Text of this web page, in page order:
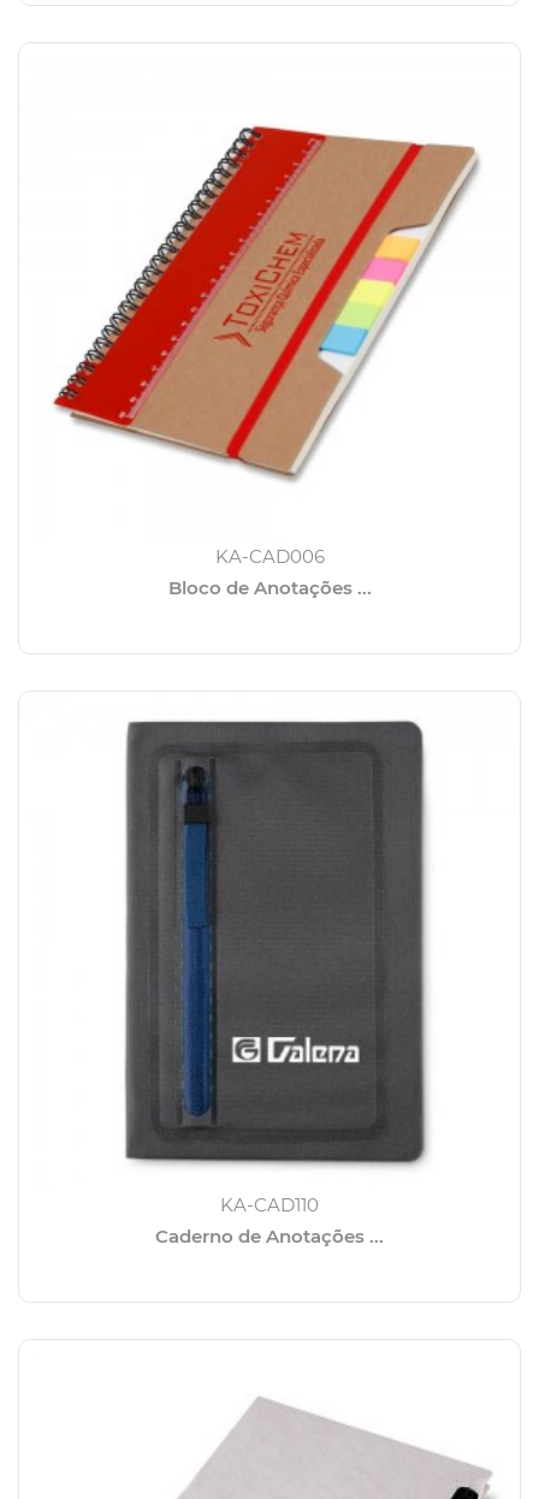
KA-CAD006
Bloco de Anotações ...
KA-CAD110
Caderno de Anotações ...